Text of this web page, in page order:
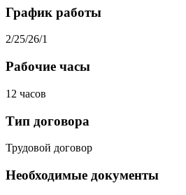
График работы
2/25/26/1
Рабочие часы
12 часов
Тип договора
Трудовой договор
Необходимые документы